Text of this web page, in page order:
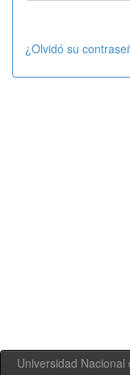
¿Olvidó su
Universidad